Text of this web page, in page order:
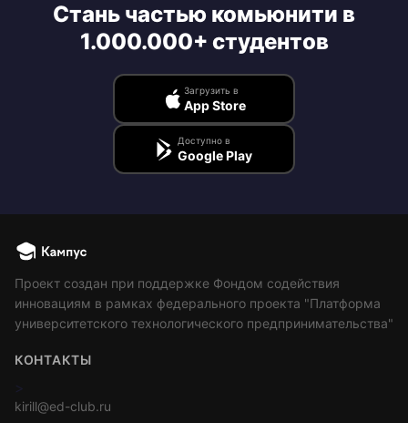
Стань частью комьюнити в
1.000.000+ студентов
Загрузить в
App Store
Доступно в
Google Play
Проект создан при поддержке Фондом содействия
инновациям в рамках федерального проекта "Платформа
университетского технологического предпринимательства"
КОНТАКТЫ
>
kirill@ed-club.ru